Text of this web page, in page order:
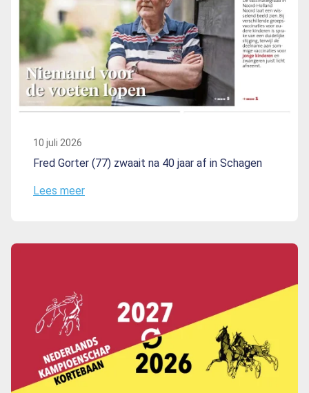
10 juli 2026
Fred Gorter (77) zwaait na 40 jaar af in Schagen
Lees meer